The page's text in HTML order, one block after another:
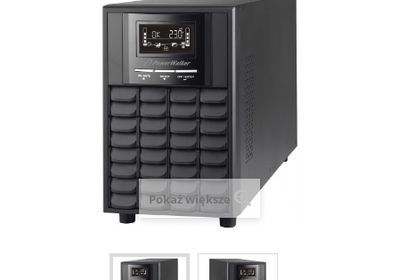
Pokaż większe